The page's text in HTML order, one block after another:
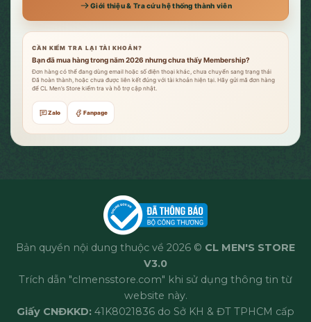
Giới thiệu & Tra cứu hệ thống thành viên
CẦN KIỂM TRA LẠI TÀI KHOẢN?
Bạn đã mua hàng trong năm 2026 nhưng chưa thấy Membership?
Đơn hàng có thể đang dùng email hoặc số điện thoại khác, chưa chuyển sang trạng thái
Đã hoàn thành, hoặc chưa được liên kết đúng với tài khoản hiện tại. Hãy gửi mã đơn hàng
để CL Men’s Store kiểm tra và hỗ trợ cập nhật.
Zalo Fanpage
Bản quyền nội dung thuộc về 2026 © CL MEN'S STORE
V3.0
Trích dẫn "clmensstore.com" khi sử dụng thông tin từ
website này.
Giấy CNĐKKD: 41K8021836 do Sở KH & ĐT TPHCM cấp